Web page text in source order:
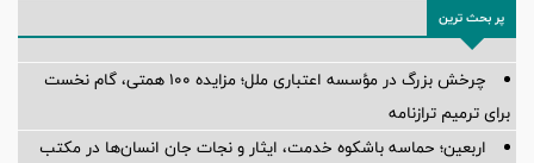
پر بحث ترین
چرخش بزرگ در مؤسسه اعتباری ملل؛ مزایده ۱۰۰ همتی، گام نخست
برای ترمیم ترازنامه
اربعین؛ حماسه باشکوه خدمت، ایثار و نجات جان انسان‌ها در مکتب